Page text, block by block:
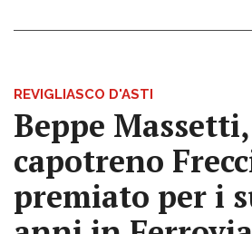
REVIGLIASCO D'ASTI
Beppe Massetti,
capotreno
premiato per i